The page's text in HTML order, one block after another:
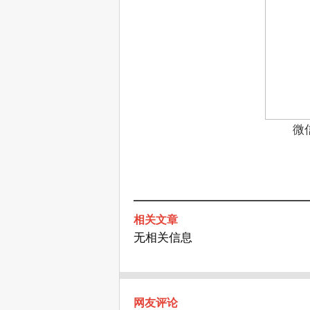
微
相关文章
无相关信息
网友评论